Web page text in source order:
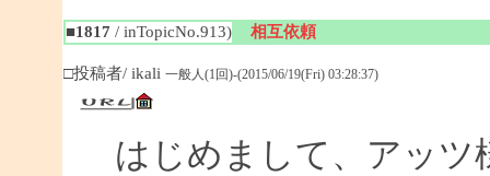
■1817 / inTopicNo.913) 相互依頼
□投稿者/ ikali 一般人(1回)-(2015/06/19(Fri) 03:28:37)
はじめまして、アッツ